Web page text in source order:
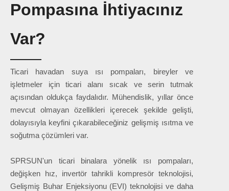
Pompasına İhtiyacınız
Var?
Ticari havadan suya ısı pompaları, bireyler ve
işletmeler için ticari alanı sıcak ve serin tutmak
açısından oldukça faydalıdır. Mühendislik, yıllar önce
mevcut olmayan özellikleri içerecek şekilde gelişti,
dolayısıyla keyfini çıkarabileceğiniz gelişmiş ısıtma ve
soğutma çözümleri var.
SPRSUN'un ticari binalara yönelik ısı pompaları,
değişken hız, invertör tahrikli kompresör teknolojisi,
Gelişmiş Buhar Enjeksiyonu (EVI) teknolojisi ve daha